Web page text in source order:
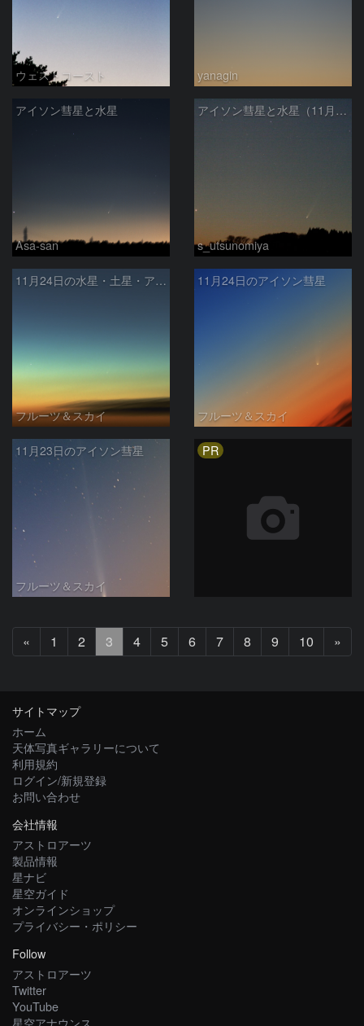
ウェストコースト yanagin
アイソン彗星と水星
Asa-san
アイソン彗星と水星（11月23日）
s_utsunomiya
11月24日の水星・土星・アイソン彗星
フルーツ＆スカイ
11月24日のアイソン彗星
フルーツ＆スカイ
11月23日のアイソン彗星
フルーツ＆スカイ
PR
«
へ
1 2 3 4 5 6 7 8 9 10 »
へ
サイトマップ
ホーム
天体写真ギャラリーについて
利用規約
ログイン/新規登録
お問い合わせ
会社情報
アストロアーツ
製品情報
星ナビ
星空ガイド
オンラインショップ
プライバシー・ポリシー
Follow
アストロアーツ
Twitter
YouTube
星空アナウンス